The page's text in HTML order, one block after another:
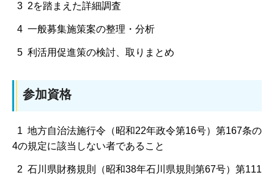
3 2を踏まえた詳細調査
4 一般募集施策案の整理・分析
5 利活用促進策の検討、取りまとめ
参加資格
1 地方自治法施行令（昭和22年政令第16号）第167条の
4の規定に該当しない者であること
2 石川県財務規則（昭和38年石川県規則第67号）第111